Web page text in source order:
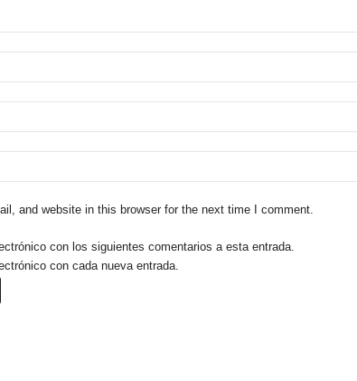
and website in this browser for the next time I comment.
con los siguientes comentarios a esta entrada.
con cada nueva entrada.